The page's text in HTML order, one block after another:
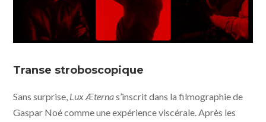
zone
Transe stroboscopique
Sans surprise, Lux Æternas’inscrit dans la filmographie de
Gaspar Noé comme une expérience viscérale. Après les